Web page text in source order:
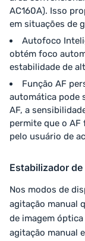
AC160A). Isso
em situações de
Autofoco
obtém foco
estabilidade de
Função AF
automática pode
AF, a
permite que o
pelo usuário de
Estabilizador
Nos modos de
agitação manual
de imagem
agitação manual